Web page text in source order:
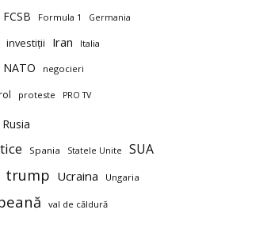
FCSB Formula 1 Germania
investiții Iran Italia
NATO negocieri
proteste PRO TV
Rusia
Spania Statele Unite SUA
trump Ucraina Ungaria
val de căldură